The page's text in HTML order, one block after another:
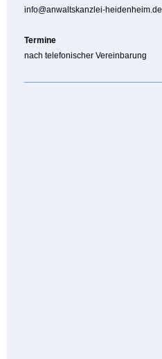
info@anwaltskanzlei-heidenheim.de
Termine
nach telefonischer Vereinbarung